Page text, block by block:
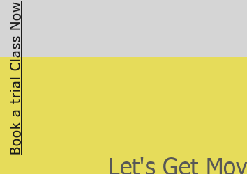
Book a trial Class Now
Let's Get